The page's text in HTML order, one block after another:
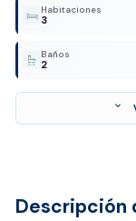
Habitaciones
3
Baños
2
expand_more
Descripción